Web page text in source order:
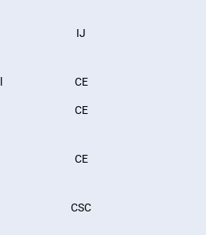
IJ
CE
CE
CE
CSC